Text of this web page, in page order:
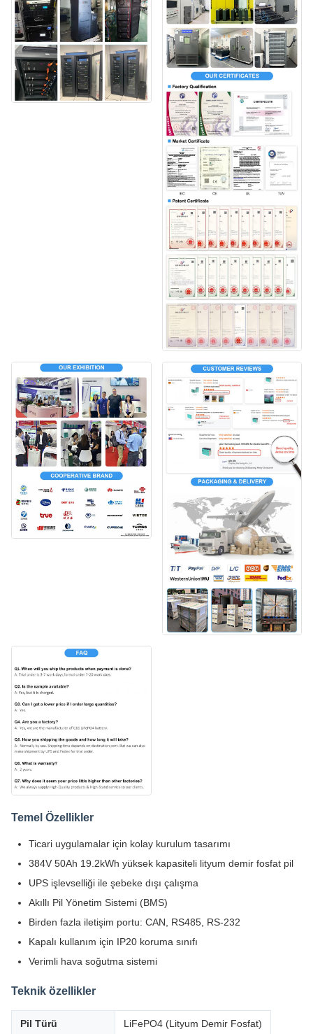
Temel Özellikler
Ticari uygulamalar için kolay kurulum tasarımı
384V 50Ah 19.2kWh yüksek kapasiteli lityum demir fosfat pil
UPS işlevselliği ile şebeke dışı çalışma
Akıllı Pil Yönetim Sistemi (BMS)
Birden fazla iletişim portu: CAN, RS485, RS-232
Kapalı kullanım için IP20 koruma sınıfı
Verimli hava soğutma sistemi
Teknik özellikler
Pil Türü LiFePO4 (Lityum Demir Fosfat)